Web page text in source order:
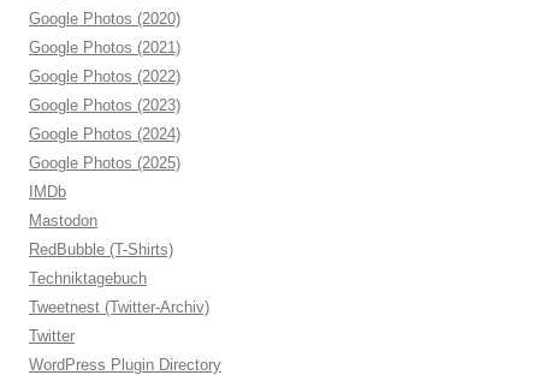
Google Photos (2020)
Google Photos (2021)
Google Photos (2022)
Google Photos (2023)
Google Photos (2024)
Google Photos (2025)
IMDb
Mastodon
RedBubble (T-Shirts)
Techniktagebuch
Tweetnest (Twitter-Archiv)
Twitter
WordPress Plugin Directory